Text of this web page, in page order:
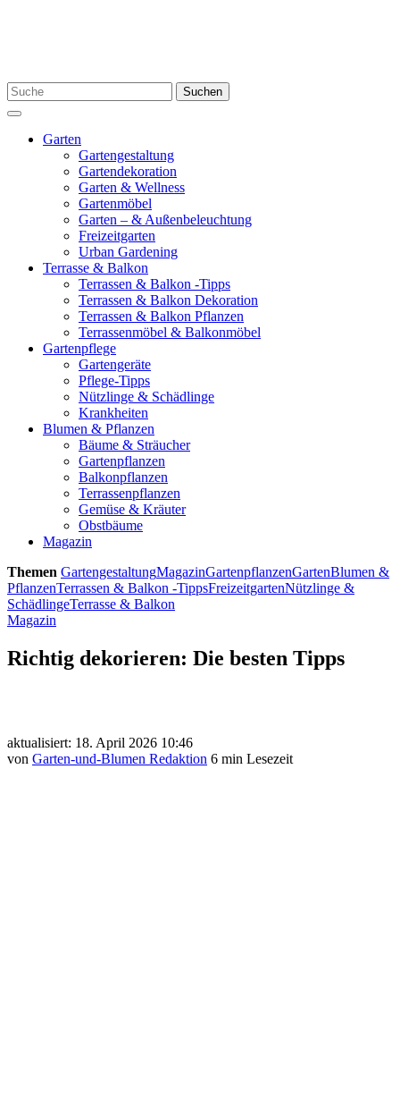
Search
for:
Suchen
Menu
Garten
Gartengestaltung
Gartendekoration
Garten & Wellness
Gartenmöbel
Garten – & Außenbeleuchtung
Freizeitgarten
Urban Gardening
Terrasse & Balkon
Terrassen & Balkon -Tipps
Terrassen & Balkon Dekoration
Terrassen & Balkon Pflanzen
Terrassenmöbel & Balkonmöbel
Gartenpflege
Gartengeräte
Pflege-Tipps
Nützlinge & Schädlinge
Krankheiten
Blumen & Pflanzen
Bäume & Sträucher
Gartenpflanzen
Balkonpflanzen
Terrassenpflanzen
Gemüse & Kräuter
Obstbäume
Magazin
Themen GartengestaltungMagazinGartenpflanzenGartenBlumen &
PflanzenTerrassen & Balkon -TippsFreizeitgartenNützlinge &
SchädlingeTerrasse & Balkon
Magazin
Richtig dekorieren: Die besten Tipps
aktualisiert: 18. April 2026 10:46
von Garten-und-Blumen Redaktion 6 min Lesezeit